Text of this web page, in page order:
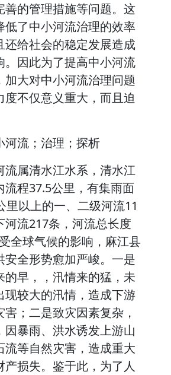
善的管理措施等问题。这
低了中小河流治理的效率
还给社会的稳定发展造成
。因此为了提高中小河流
加大对中小河流治理问题
度不仅意义重大，而且迫
河流；治理；探析
流属清水江水系，清水江
流程37.5公里，有集雨面
里以上的一、二级河流11
河流217条，河流总长度
全球气候的影响，麻江县
安全形势愈加严峻。一是
的早，，汛情来的猛，未
现较大的汛情，造成下游
害；二是致灾因素复杂，
因暴雨、洪水诱发上游山
流等自然灾害，造成重大
产损失。鉴于此，为了人